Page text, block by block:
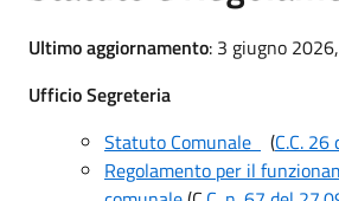
Ultimo aggiornamento: 3 giugno
Ufficio Segreteria
Statuto Comunale
(C.C.
Regolamento per il